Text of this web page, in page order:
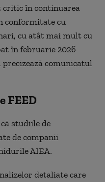
critic în continuarea
conformitate cu
cu atât mai mult cu
în februarie 2026
precizează comunicatul
FEED
studiile de
de companii
AIEA.
detaliate care